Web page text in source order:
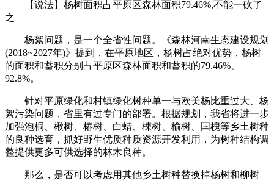
【说法】杨树面积占平原区森林面积79.46%,不能一砍了
之
杨絮问题，是一个全省性问题。《森林河南生态建设规划
(2018~2027年)》提到，在平原地区，杨树占绝对优势，杨树
的面积和蓄积分别占平原区森林面积和蓄积的79.46%、
92.8%。
针对平原绿化和村镇绿化树种单一与欧美杨比重过大、杨
絮污染问题，省里有过专门的部署。根据规划，我省将进一步
加强泡桐、楸树、椿树、白蜡、楝树、榆树、国槐等乡土树种
的良种选育，抓好野生优质种质资源开发利用，为树种结构调
整提供更多可供选择的林木良种。
那么，是否可以考虑用其他乡土树种替换掉杨树和柳树